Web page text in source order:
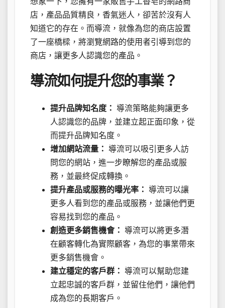
店，產品品質精良，香氣迷人，卻苦於沒有人
知道它的存在。而導流，就像為您的商店設置
了一座橋樑，將瀏覽網路的使用者引導到您的
商店，讓更多人認識您的產品。
導流如何提升您的事業？
提升品牌知名度： 導流策略能夠讓更多
人認識您的品牌，並建立起正面印象，從
而提升品牌知名度。
增加網站流量： 導流可以吸引更多人訪
問您的網站，進一步瞭解您的產品或服
務，並最終促成轉換。
提升產品或服務的曝光率： 導流可以讓
更多人看到您的產品或服務，並讓他們更
容易找到您的產品。
創造更多銷售機會： 導流可以將更多潛
在顧客轉化為實際顧客，為您的事業帶來
更多銷售機會。
建立穩定的客戶群： 導流可以幫助您建
立起忠誠的客戶群，並留住他們，讓他們
成為您的長期客戶。